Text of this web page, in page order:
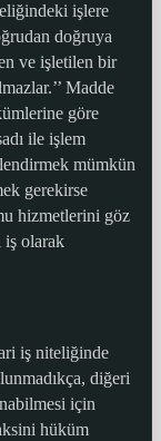
işlere
doğruya
ve işletilen bir
Madde
göre
ile işlem
mümkün
gerekirse
hizmetlerini göz
iş olarak
iş niteliğinde
diğeri
için
hüküm